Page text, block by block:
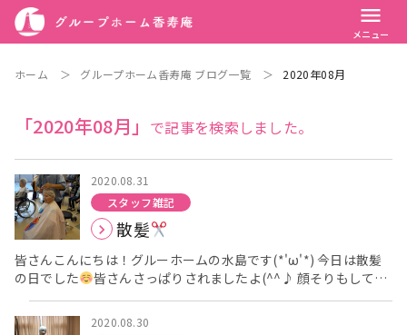
menu
メニュー
ホーム ＞ グループホーム香寿庵 ブログ一覧 ＞ 2020年08月
「2020年08月」 で記事を検索しました。
2020.08.31
スタッフ雑記
散髪
皆さんこんにちは！グルーホームの水島です(*'ω'*) 今日は散髪
の日でした
皆さんさっぱりされましたよ(^^♪ 顔そりもして頂
いたのでとても気持ち良かったと皆さん仰られていました
今
日はここまで(*'ω'*) グループホーム香寿庵：水島
2020.08.30